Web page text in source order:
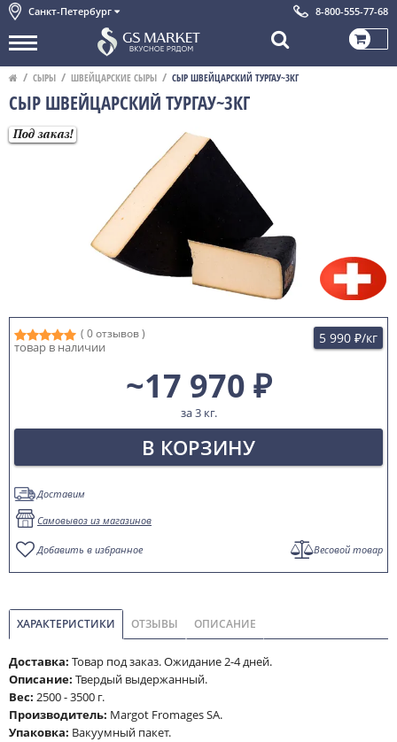
Санкт-Петербург 8-800-555-77-68
СЫРЫ ШВЕЙЦАРСКИЕ СЫРЫ СЫР ШВЕЙЦАРСКИЙ ТУРГАУ~3КГ
СЫР ШВЕЙЦАРСКИЙ ТУРГАУ~3КГ
Под заказ!
( 0 отзывов )
товар в наличии
5 990 ₽/кг
~17 970 ₽
за 3 кг.
В КОРЗИНУ
Доставим
Самовывоз из магазинов
Добавить в избранное Весовой товар
ХАРАКТЕРИСТИКИ ОТЗЫВЫ ОПИСАНИЕ
Доставка: Товар под заказ. Ожидание 2-4 дней.
Описание: Твердый выдержанный.
Вес: 2500 - 3500 г.
Производитель: Margot Fromages SA.
Упаковка: Вакуумный пакет.